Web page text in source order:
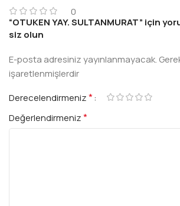
0
“OTUKEN YAY. SULTANMURAT” için
siz olun
E-posta adresiniz yayınlanmayacak.
işaretlenmişlerdir
Derecelendirmeniz*
Değerlendirmeniz*